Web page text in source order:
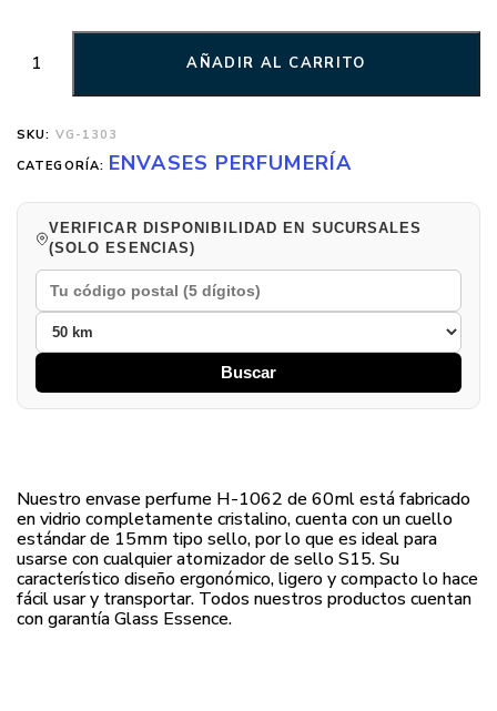
AÑADIR AL CARRITO
SKU: VG-1303
CATEGORÍA: ENVASES PERFUMERÍA
VERIFICAR DISPONIBILIDAD EN SUCURSALES
(SOLO ESENCIAS)
Buscar
Nuestro envase perfume H-1062 de 60ml está fabricado
en vidrio completamente cristalino, cuenta con un cuello
estándar de 15mm tipo sello, por lo que es ideal para
usarse con cualquier atomizador de sello S15. Su
característico diseño ergonómico, ligero y compacto lo hace
fácil usar y transportar. Todos nuestros productos cuentan
con garantía Glass Essence.